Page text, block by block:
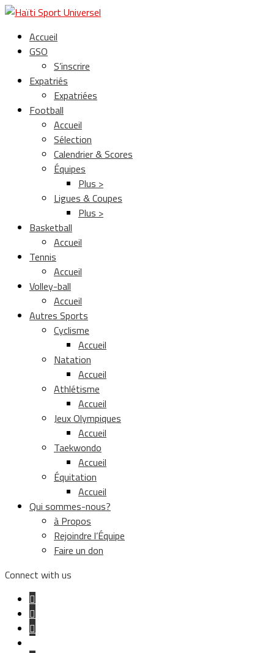
Accueil
GSO
S’inscrire
Expatriés
Expatriées
Football
Accueil
Sélection
Calendrier & Scores
Équipes
Plus >
Ligues & Coupes
Plus >
Basketball
Accueil
Tennis
Accueil
Volley-ball
Accueil
Autres Sports
Cyclisme
Accueil
Natation
Accueil
Athlétisme
Accueil
Jeux Olympiques
Accueil
Taekwondo
Accueil
Équitation
Accueil
Qui sommes-nous?
à Propos
Rejoindre l’Équipe
Faire un don
Connect with us